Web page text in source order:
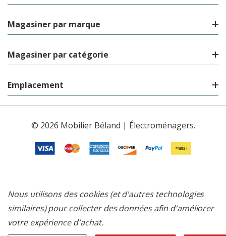
Magasiner par marque
Magasiner par catégorie
Emplacement
© 2026 Mobilier Béland | Électroménagers.
Nous utilisons des cookies (et d'autres technologies
similaires) pour collecter des données afin d'améliorer
votre expérience d'achat.